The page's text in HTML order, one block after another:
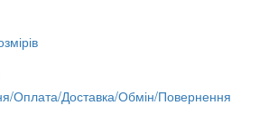
Оплата/Доставка/Обмін/Повернення